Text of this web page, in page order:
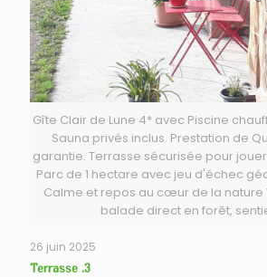
Gîte Clair de Lune 4* avec Piscine
Sauna privés inclus. Prestation de
garantie. Terrasse sécurisée pour
Parc de 1 hectare avec jeu d'échec
Calme et repos au cœur de la nature
balade direct en forêt,
26 juin 2025
Terrasse .3